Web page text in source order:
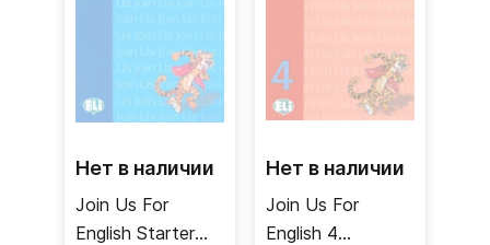
Нет в наличии
Join Us For
English Starter
Нет в наличии
Join Us For
English 4